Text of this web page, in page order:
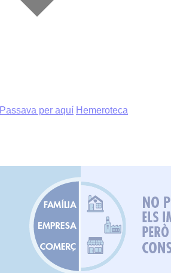
Passava per aquí Hemeroteca